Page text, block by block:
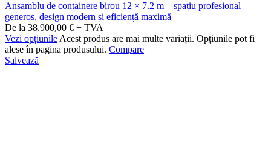
Ansamblu de containere birou 12 × 7.2 m – spațiu profesional
generos, design modern și eficiență maximă
De la 38.900,00 € + TVA
Vezi opțiunile Acest produs are mai multe variații. Opțiunile pot fi
alese în pagina produsului. Compare
Salvează